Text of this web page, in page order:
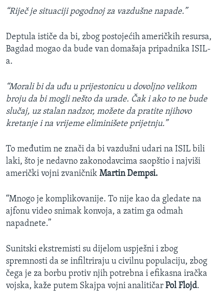
“Riječ je situaciji pogodnoj za vazdušne napade.”
Deptula ističe da bi, zbog postojećih američkih resursa,
Bagdad mogao da bude van domašaja pripadnika ISIL-
a.
“Morali bi da uđu u prijestonicu u dovoljno velikom
broju da bi mogli nešto da urade. Čak i ako to ne bude
slučaj, uz stalan nadzor, možete da pratite njihovo
kretanje i na vrijeme eliminišete prijetnju.”
To međutim ne znači da bi vazdušni udari na ISIL bili
laki, što je nedavno zakonodavcima saopštio i najviši
američki vojni zvaničnik Martin Dempsi.
“Mnogo je komplikovanije. To nije kao da gledate na
ajfonu video snimak konvoja, a zatim ga odmah
napadnete.”
Sunitski ekstremisti su dijelom uspješni i zbog
spremnosti da se infiltriraju u civilnu populaciju, zbog
čega je za borbu protiv njih potrebna i efikasna iračka
vojska, kaže putem Skajpa vojni analitičar Pol Flojd.